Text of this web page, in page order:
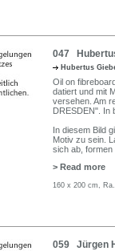
047
Hubertus
Oil on
datiert und mit
versehen. Am
DRESDEN". In
In diesem Bild
Motiv zu sein.
sich ab, formen
> Read more
160 x 200 cm,
059 Jürgen